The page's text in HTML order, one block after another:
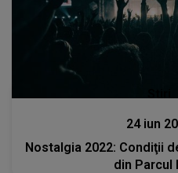
24 iun
Nostalgia 2022: Condiţii
din Parcul